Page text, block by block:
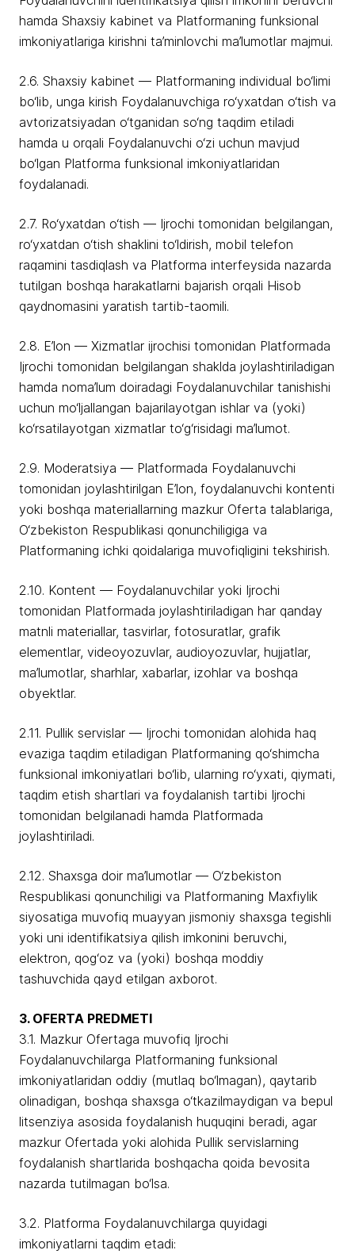
hamda Shaxsiy kabinet va Platformaning funksional
imkoniyatlariga kirishni ta’minlovchi ma’lumotlar majmui.
2.6. Shaxsiy kabinet — Platformaning individual bo‘limi
bo‘lib, unga kirish Foydalanuvchiga ro‘yxatdan o‘tish va
avtorizatsiyadan o‘tganidan so‘ng taqdim etiladi
hamda u orqali Foydalanuvchi o‘zi uchun mavjud
bo‘lgan Platforma funksional imkoniyatlaridan
foydalanadi.
2.7. Ro‘yxatdan o‘tish — Ijrochi tomonidan belgilangan,
ro‘yxatdan o‘tish shaklini to‘ldirish, mobil telefon
raqamini tasdiqlash va Platforma interfeysida nazarda
tutilgan boshqa harakatlarni bajarish orqali Hisob
qaydnomasini yaratish tartib-taomili.
2.8. E’lon — Xizmatlar ijrochisi tomonidan Platformada
Ijrochi tomonidan belgilangan shaklda joylashtiriladigan
hamda noma’lum doiradagi Foydalanuvchilar tanishishi
uchun mo‘ljallangan bajarilayotgan ishlar va (yoki)
ko‘rsatilayotgan xizmatlar to‘g‘risidagi ma’lumot.
2.9. Moderatsiya — Platformada Foydalanuvchi
tomonidan joylashtirilgan E’lon, foydalanuvchi kontenti
yoki boshqa materiallarning mazkur Oferta talablariga,
O‘zbekiston Respublikasi qonunchiligiga va
Platformaning ichki qoidalariga muvofiqligini tekshirish.
2.10. Kontent — Foydalanuvchilar yoki Ijrochi
tomonidan Platformada joylashtiriladigan har qanday
matnli materiallar, tasvirlar, fotosuratlar, grafik
elementlar, videoyozuvlar, audioyozuvlar, hujjatlar,
ma’lumotlar, sharhlar, xabarlar, izohlar va boshqa
obyektlar.
2.11. Pullik servislar — Ijrochi tomonidan alohida haq
evaziga taqdim etiladigan Platformaning qo‘shimcha
funksional imkoniyatlari bo‘lib, ularning ro‘yxati, qiymati,
taqdim etish shartlari va foydalanish tartibi Ijrochi
tomonidan belgilanadi hamda Platformada
joylashtiriladi.
2.12. Shaxsga doir ma’lumotlar — O‘zbekiston
Respublikasi qonunchiligi va Platformaning Maxfiylik
siyosatiga muvofiq muayyan jismoniy shaxsga tegishli
yoki uni identifikatsiya qilish imkonini beruvchi,
elektron, qog‘oz va (yoki) boshqa moddiy
tashuvchida qayd etilgan axborot.
3. OFERTA PREDMETI
3.1. Mazkur Ofertaga muvofiq Ijrochi
Foydalanuvchilarga Platformaning funksional
imkoniyatlaridan oddiy (mutlaq bo‘lmagan), qaytarib
olinadigan, boshqa shaxsga o‘tkazilmaydigan va bepul
litsenziya asosida foydalanish huquqini beradi, agar
mazkur Ofertada yoki alohida Pullik servislarning
foydalanish shartlarida boshqacha qoida bevosita
nazarda tutilmagan bo‘lsa.
3.2. Platforma Foydalanuvchilarga quyidagi
imkoniyatlarni taqdim etadi: